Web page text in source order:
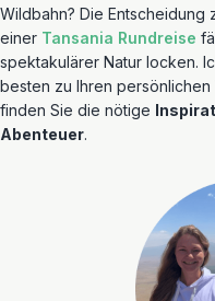
Wildbahn? Die Entscheidung
einer Tansania Rundreise
spektakulärer Natur locken.
besten zu Ihren persönlichen
finden Sie die nötige
Abenteuer.